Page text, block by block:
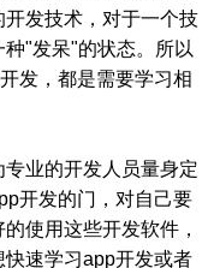
发技术，对于一个技
"发呆"的状态。所以
发，都是需要学习相
业的开发人员量身定
开发的门，对自己要
使用这些开发软件，
速学习app开发或者